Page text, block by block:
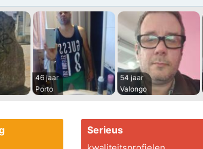
46 jaar
Porto
54 jaar
Valongo
Serieus